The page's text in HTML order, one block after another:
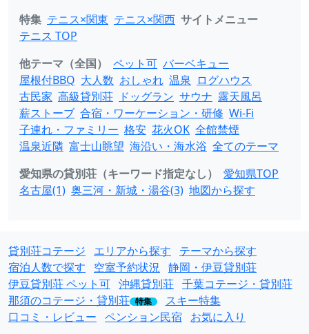
特集 テニス×関東 テニス×関西 サイトメニュー
テニス TOP
他テーマ（全国）
ペット可 バーベキュー
屋根付BBQ 大人数 おしゃれ 温泉 ログハウス
古民家 高級貸別荘 ドッグラン サウナ 露天風呂
薪ストーブ 合宿・ワーケーション・研修 Wi-Fi
子連れ・ファミリー 格安 花火OK 全館禁煙
温泉近隣 富士山眺望 海沿い・海水浴 全てのテーマ
愛知県の貸別荘（キーワード指定なし）
愛知県TOP
名古屋(1) 奥三河・新城・湯谷(3) 地図から探す
貸別荘コテージ エリアから探す
テーマから探す
宿泊人数で探す
空室予約状況 静岡・伊豆貸別荘
伊豆貸別荘 ペット可 沖縄貸別荘 千葉コテージ・貸別荘
那須のコテージ・貸別荘 特集
スキー特集
口コミ・レビュー ペンション民宿 お気に入り